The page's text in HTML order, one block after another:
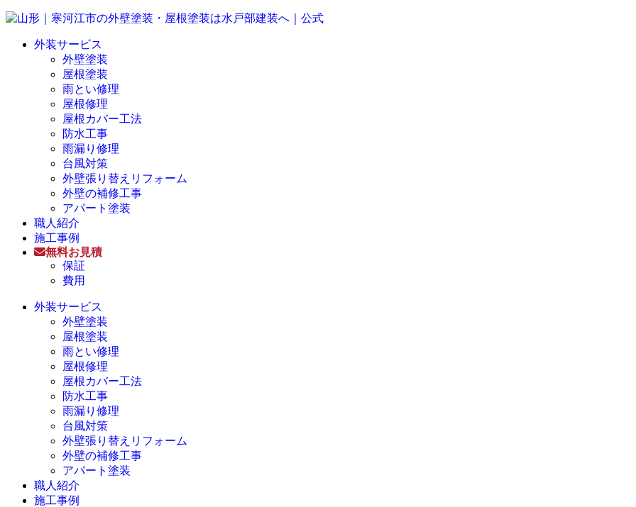
外装サービス
外壁塗装
屋根塗装
雨とい修理
屋根修理
屋根カバー工法
防水工事
雨漏り修理
台風対策
外壁張り替えリフォーム
外壁の補修工事
アパート塗装
職人紹介
施工事例
無料お見積
保証
費用
外装サービス
外壁塗装
屋根塗装
雨とい修理
屋根修理
屋根カバー工法
防水工事
雨漏り修理
台風対策
外壁張り替えリフォーム
外壁の補修工事
アパート塗装
職人紹介
施工事例